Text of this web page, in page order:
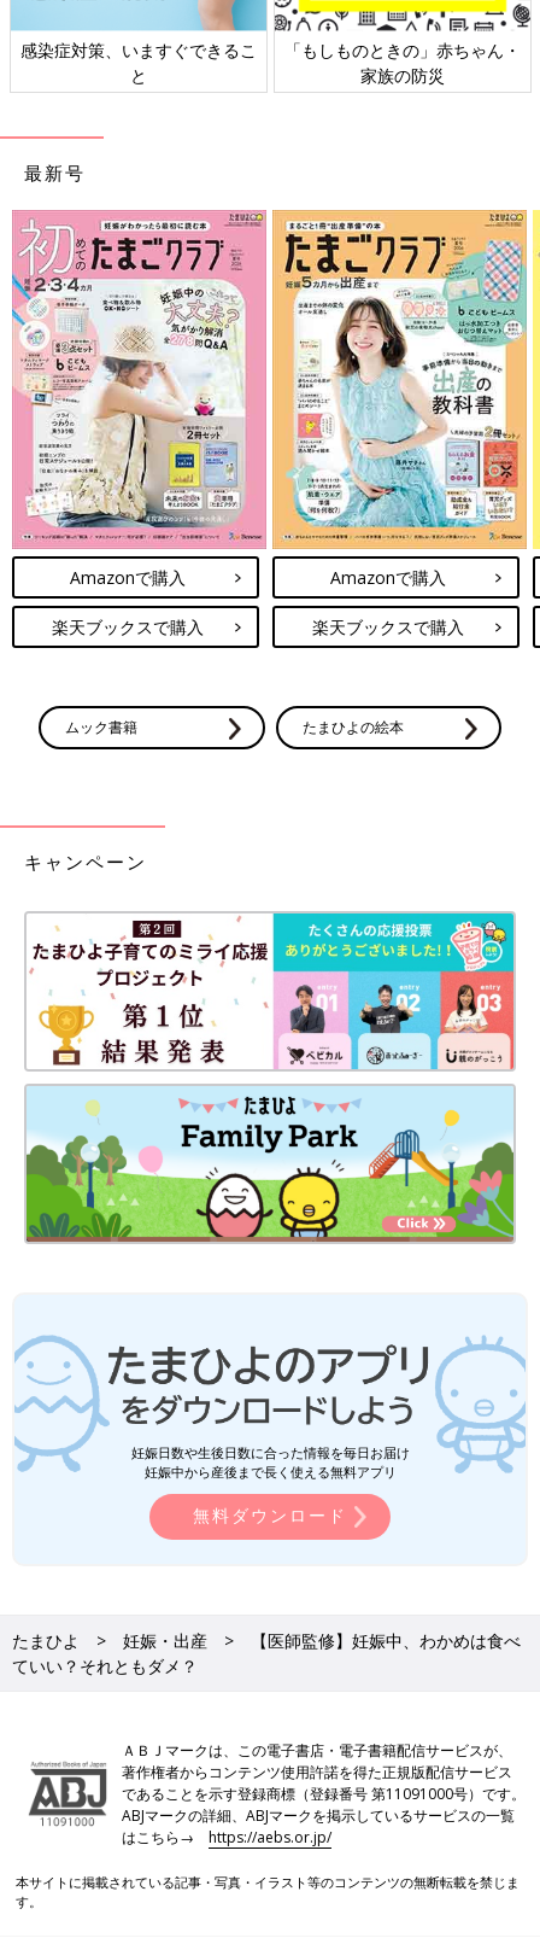
感染症対策、いますぐできるこ
と
「もしものときの」赤ちゃん・
家族の防災
最新号
Amazonで購入
楽天ブックスで購入
Amazonで購入
楽天ブックスで購入
ムック書籍 たまひよの絵本
キャンペーン
妊娠日数や生後日数に合った情報を毎日お届け
妊娠中から産後まで長く使える無料アプリ
無料ダウンロード
たまひよ 妊娠・出産
【医師監修】妊娠中、わかめは食べ
ていい？それともダメ？
ＡＢＪマークは、この電子書店・電子書籍配信サービスが、
著作権者からコンテンツ使用許諾を得た正規版配信サービス
であることを示す登録商標（登録番号 第11091000号）です。
ABJマークの詳細、ABJマークを掲示しているサービスの一覧
はこちら→https://aebs.or.jp/
本サイトに掲載されている記事・写真・イラスト等のコンテンツの無断転載を禁じま
す。